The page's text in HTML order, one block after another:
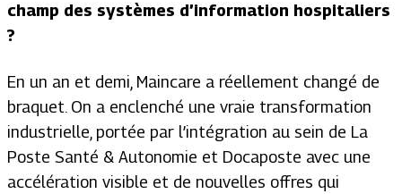
champ des systèmes d’information hospitaliers
?
En un an et demi, Maincare a réellement changé de
braquet. On a enclenché une vraie transformation
industrielle, portée par l’intégration au sein de La
Poste Santé & Autonomie et Docaposte avec une
accélération visible et de nouvelles offres qui